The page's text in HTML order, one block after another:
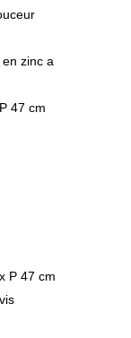
en zinc a
47 cm
P 47 cm